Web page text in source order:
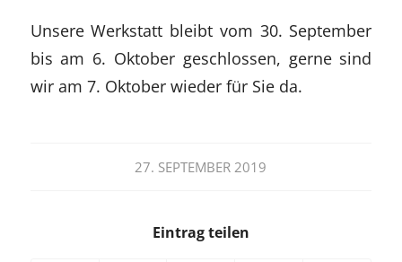
Unsere Werkstatt bleibt vom 30. September
bis am 6. Oktober geschlossen, gerne sind
wir am 7. Oktober wieder für Sie da.
27. SEPTEMBER 2019
Eintrag teilen